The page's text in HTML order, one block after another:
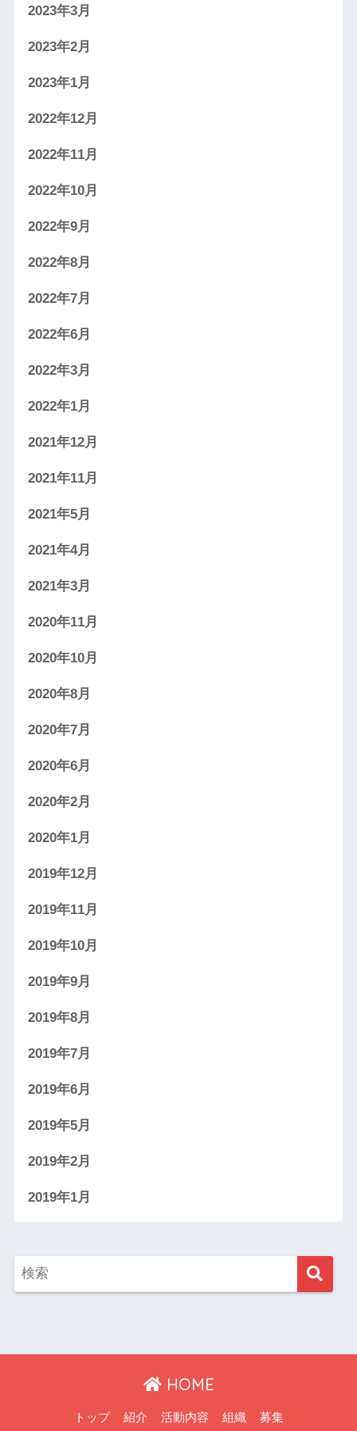
2023年3月
2023年2月
2023年1月
2022年12月
2022年11月
2022年10月
2022年9月
2022年8月
2022年7月
2022年6月
2022年3月
2022年1月
2021年12月
2021年11月
2021年5月
2021年4月
2021年3月
2020年11月
2020年10月
2020年8月
2020年7月
2020年6月
2020年2月
2020年1月
2019年12月
2019年11月
2019年10月
2019年9月
2019年8月
2019年7月
2019年6月
2019年5月
2019年2月
2019年1月
HOME
トップ 紹介 活動内容 組織 募集